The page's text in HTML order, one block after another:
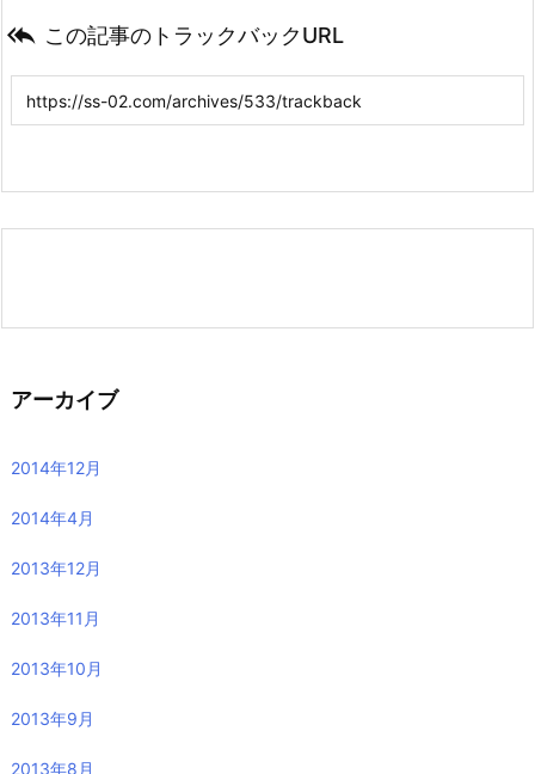
 この記事のトラックバックURL
アーカイブ
2014年12月
2014年4月
2013年12月
2013年11月
2013年10月
2013年9月
2013年8月